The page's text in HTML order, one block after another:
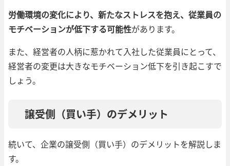
労働環境の変化により、新たなストレスを抱え、従業員の
モチベーションが低下する可能性があります。
また、経営者の人柄に惹かれて入社した従業員にとって、
経営者の変更は大きなモチベーション低下を引き起こすで
しょう。
譲受側（買い手）のデメリット
続いて、企業の譲受側（買い手）のデメリットを解説しま
す。